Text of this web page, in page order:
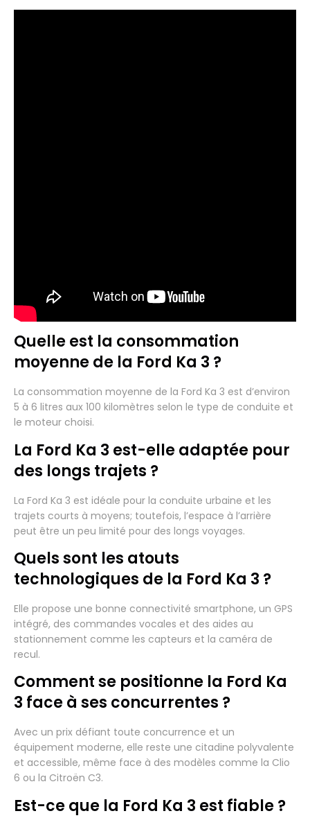
Quelle est la consommation
moyenne de la Ford Ka 3 ?
La consommation moyenne de la Ford Ka 3 est d’environ
5 à 6 litres aux 100 kilomètres selon le type de conduite et
le moteur choisi.
La Ford Ka 3 est-elle adaptée pour
des longs trajets ?
La Ford Ka 3 est idéale pour la conduite urbaine et les
trajets courts à moyens; toutefois, l’espace à l’arrière
peut être un peu limité pour des longs voyages.
Quels sont les atouts
technologiques de la Ford Ka 3 ?
Elle propose une bonne connectivité smartphone, un GPS
intégré, des commandes vocales et des aides au
stationnement comme les capteurs et la caméra de
recul.
Comment se positionne la Ford Ka
3 face à ses concurrentes ?
Avec un prix défiant toute concurrence et un
équipement moderne, elle reste une citadine polyvalente
et accessible, même face à des modèles comme la Clio
6 ou la Citroën C3.
Est-ce que la Ford Ka 3 est fiable ?